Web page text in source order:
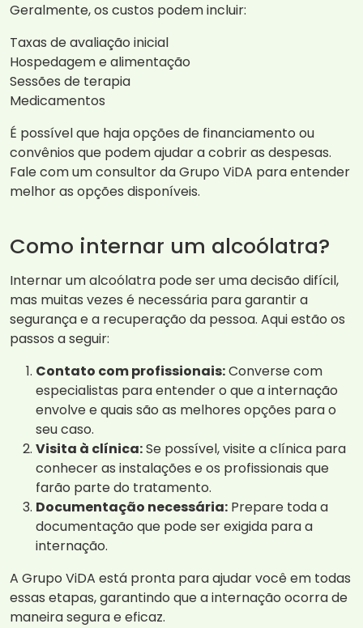
Geralmente, os custos podem incluir:
Taxas de avaliação inicial
Hospedagem e alimentação
Sessões de terapia
Medicamentos
É possível que haja opções de financiamento ou
convênios que podem ajudar a cobrir as despesas.
Fale com um consultor da Grupo ViDA para entender
melhor as opções disponíveis.
Como internar um alcoólatra?
Internar um alcoólatra pode ser uma decisão difícil,
mas muitas vezes é necessária para garantir a
segurança e a recuperação da pessoa. Aqui estão os
passos a seguir:
Contato com profissionais:Converse com
especialistas para entender o que a internação
envolve e quais são as melhores opções para o
seu caso.
Visita à clínica:Se possível, visite a clínica para
conhecer as instalações e os profissionais que
farão parte do tratamento.
Documentação necessária: Prepare toda a
documentação que pode ser exigida para a
internação.
A Grupo ViDA está pronta para ajudar você em todas
essas etapas, garantindo que a internação ocorra de
maneira segura e eficaz.